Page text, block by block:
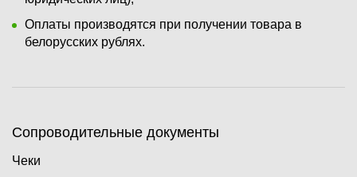
Оплаты производятся при получении товара в
белорусских рублях.
Сопроводительные документы
Чеки